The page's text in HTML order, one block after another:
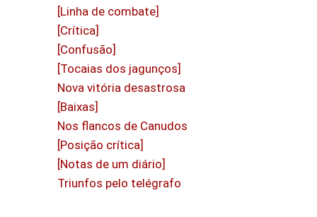
[Linha de combate]
[Crítica]
[Confusão]
[Tocaias dos jagunços]
Nova vitória desastrosa
[Baixas]
Nos flancos de Canudos
[Posição crítica]
[Notas de um diário]
Triunfos pelo telégrafo